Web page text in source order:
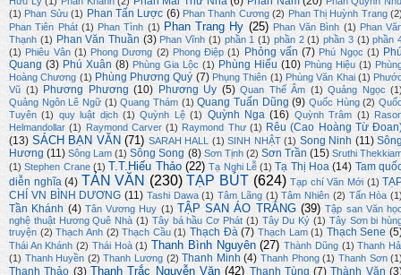
(1) Phan Sửu (1) Phan Tấn Lược (6) Phan Thanh Cương (2) Phan Thị Huỳnh Trang
Phan Tiên Phát (1) Phan Tình (1) Phan Trang Hy (25) Phan Văn Bình (1) Phan
Thạnh (1) Phan Văn Thuần (3) Phan Vĩnh (1) phần 1 (1) phần 2 (1) phần 3 (1) phần
(1) Phiêu Vân (1) Phong Dương (2) Phong Điệp (1) Phỏng vấn (7) Phú Ngọc (1)
Quang (3) Phú Xuân (8) Phùng Gia Lộc (1) Phùng Hiếu (10) Phùng Hiệu (1)
Hoàng Chương (1) Phùng Phương Quý (7) Phụng Thiên (1) Phùng Văn Khai (1)
Vũ (1) Phương Phương (10) Phương Uy (5) Quan Thế Âm (1) Quảng Ngọc
Quảng Ngôn Lê Ngữ (1) Quang Thám (1) Quang Tuấn Dũng (9) Quốc Hùng (2)
Tuyên (1) quy luật dịch (1) Quỳnh Lệ (1) Quỳnh Nga (16) Quỳnh Trâm (1)
Helmandollar (1) Raymond Carver (1) Raymond Thư (1) Rêu (Cao Hoàng Từ
(13) SÁCH BẠN VĂN (71) SARAH HALL (1) SINH NHẬT (1) Song Ninh (11)
Hương (11) Sông Lam (1) Sông Song (8) Sơn Tịnh (2) Sơn Trần (15) Sruthi
(1) Stephen Crane (1) T.T.Hiếu Thảo (22) Tạ Nghi Lễ (1) Tạ Thị Hoa (14) Tam
diễn nghĩa (4) TẢN VĂN (230) TẠP BÚT (624) Tạp chí Văn Mới (1)
CHÍ VN BÌNH DƯƠNG (11) Tashi Dawa (1) Tâm Lãng (1) Tâm Nhiên (2) Tấn Hòa
Tần Khánh (4) Tân Vương Huy (1) TẬP SAN ÁO TRẮNG (39) Tập san Văn
nghệ thuật Hương Quê Nhà (1) Tây bá hầu Cơ Phát (1) Tây Du Ký (1) Tây Sơn bi
truyện (2) Thạch Anh (2) Thạch Cầu (1) Thạch Đà (7) Thạch Lam (1) Thạch Sene
Thái An Khánh (2) Thái Hoà (1) Thanh Bình Nguyên (27) Thành Dũng (1) Thanh
(1) Thanh Huyền (2) Thanh Lương (2) Thanh Minh (4) Thanh Phong (1) Thanh Sơn
Thanh Thảo (3) Thanh Trắc Nguyễn Văn (42) Thanh Tùng (7) Thành Văn